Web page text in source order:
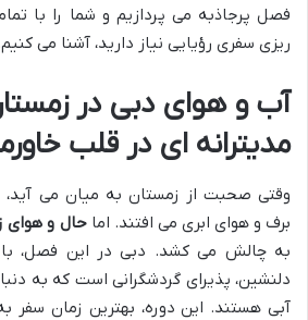
فصل پرجاذبه می پردازیم و شما را با
ریزی سفری رؤیایی نیاز دارید، آشنا می
آب و هوای دبی در
مدیترانه ای در قلب
وقتی صحبت از زمستان به میان می آید،
برف و هوای ابری می افتند. اماحال و هوای
به چالش می کشد. دبی در این فصل،
دلنشین، پذیرای گردشگرانی است که به
آبی هستند. این دوره، بهترین زمان